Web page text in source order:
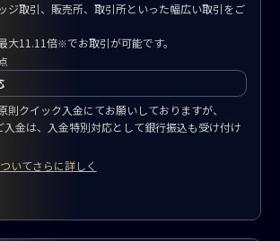
ジ取引、販売所、取引所といった幅広い取引をご
大11.11倍※でお取引が可能です。
則クイック入金にてお願いしておりますが、
金は、入金特別対応として銀行振込も受け付け
いてさらに詳しく